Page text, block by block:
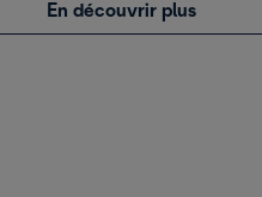
En découvrir plus